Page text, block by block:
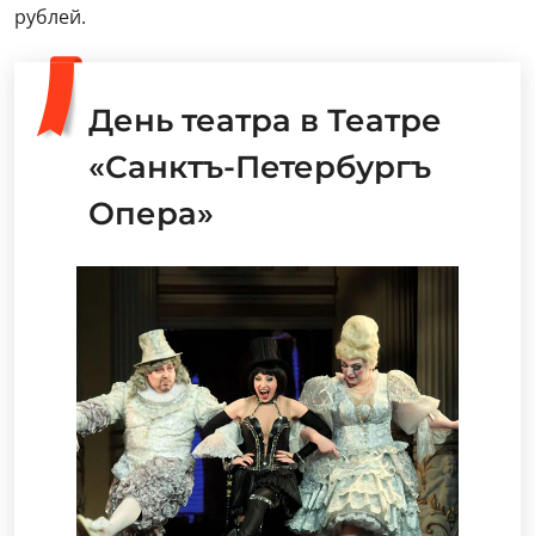
рублей.
День театра в Театре
«Санктъ-Петербургъ
Опера»